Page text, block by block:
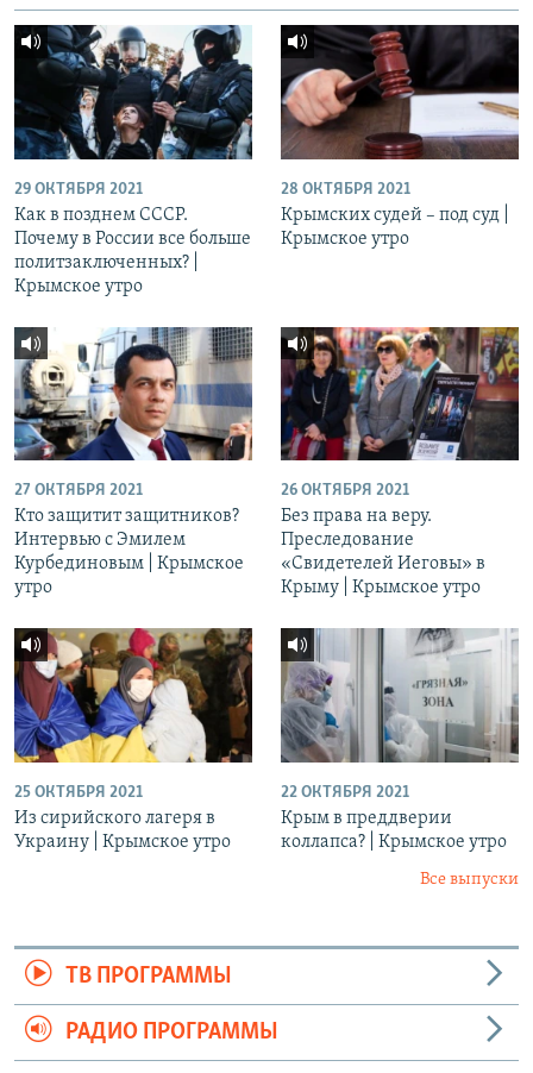
29 ОКТЯБРЯ 2021
Как в позднем СССР.
Почему в России все больше
политзаключенных? |
Крымское утро
28 ОКТЯБРЯ 2021
Крымских судей – под суд |
Крымское утро
27 ОКТЯБРЯ 2021
Кто защитит защитников?
Интервью с Эмилем
Курбединовым | Крымское
утро
26 ОКТЯБРЯ 2021
Без права на веру.
Преследование
«Свидетелей Иеговы» в
Крыму | Крымское утро
25 ОКТЯБРЯ 2021
Из сирийского лагеря в
Украину | Крымское утро
22 ОКТЯБРЯ 2021
Крым в преддверии
коллапса? | Крымское утро
Все выпуски
ТВ ПРОГРАММЫ
РАДИО ПРОГРАММЫ